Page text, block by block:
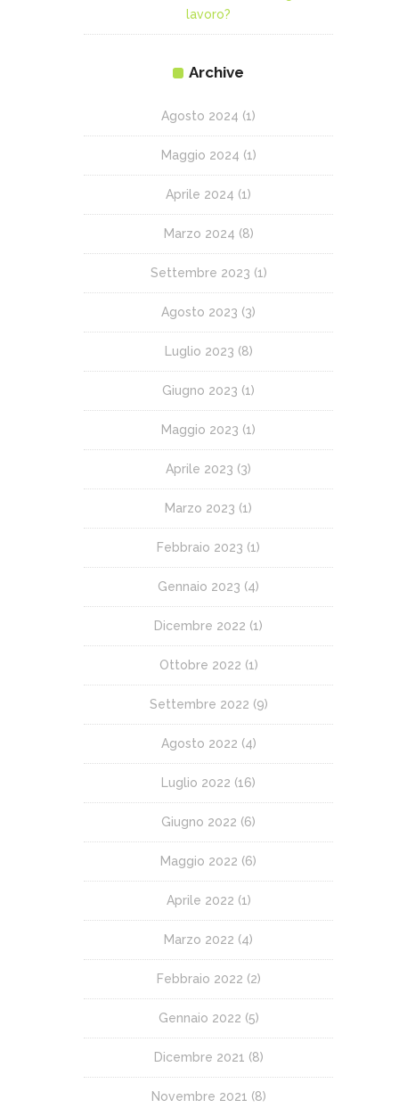
lavoro?
Archive
Agosto 2024 (1)
Maggio 2024 (1)
Aprile 2024 (1)
Marzo 2024 (8)
Settembre 2023 (1)
Agosto 2023 (3)
Luglio 2023 (8)
Giugno 2023 (1)
Maggio 2023 (1)
Aprile 2023 (3)
Marzo 2023 (1)
Febbraio 2023 (1)
Gennaio 2023 (4)
Dicembre 2022 (1)
Ottobre 2022 (1)
Settembre 2022 (9)
Agosto 2022 (4)
Luglio 2022 (16)
Giugno 2022 (6)
Maggio 2022 (6)
Aprile 2022 (1)
Marzo 2022 (4)
Febbraio 2022 (2)
Gennaio 2022 (5)
Dicembre 2021 (8)
Novembre 2021 (8)